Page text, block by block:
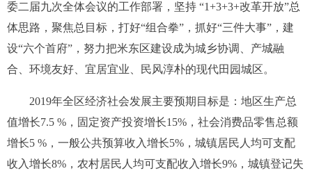
委二届九次全体会议的工作部署，坚持 “1+3+3+改革开放”总
体思路，聚焦总目标，打好“组合拳”，抓好“三件大事”，建
设“六个首府”，努力把米东区建设成为城乡协调、产城融
合、环境友好、宜居宜业、民风淳朴的现代田园城区。
2019年全区经济社会发展主要预期目标是：地区生产总
值增长7.5 % ，固定资产投资增长15% ，社会消费品零售总额
增长5 % ，一般公共预算收入增长5% ，城镇居民人均可支配
收入增长8% ，农村居民人均可支配收入增长9% ，城镇登记失